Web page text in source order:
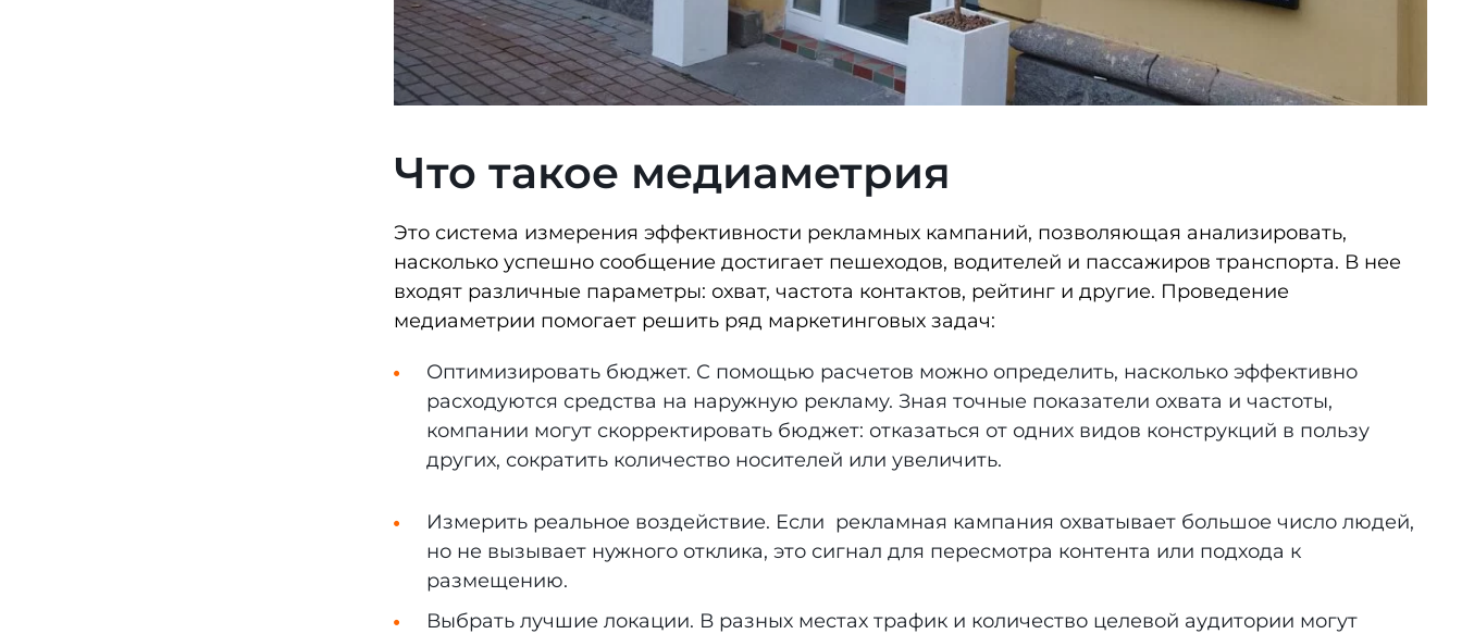
Что такое медиаметрия
Это система измерения эффективности рекламных кампаний, позволяющая анализировать,
насколько успешно сообщение достигает пешеходов, водителей и пассажиров транспорта. В нее
входят различные параметры: охват, частота контактов, рейтинг и другие. Проведение
медиаметрии помогает решить ряд маркетинговых задач:
Оптимизировать бюджет. С помощью расчетов можно определить, насколько эффективно
расходуются средства на наружную рекламу. Зная точные показатели охвата и частоты,
компании могут скорректировать бюджет: отказаться от одних видов конструкций в пользу
других, сократить количество носителей или увеличить.
Измерить реальное воздействие. Если рекламная кампания охватывает большое число людей,
но не вызывает нужного отклика, это сигнал для пересмотра контента или подхода к
размещению.
Выбрать лучшие локации. В разных местах трафик и количество целевой аудитории могут